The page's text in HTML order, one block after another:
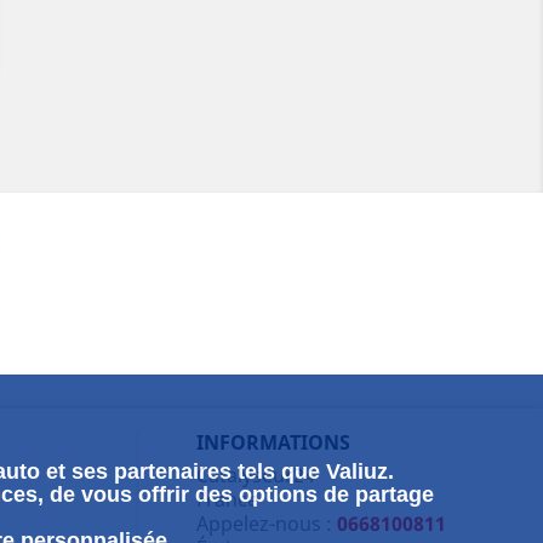
INFORMATIONS
Catalyseur24
France
Appelez-nous : 0668100811
et ses partenaires tels que Valiuz.
de vous offrir des options de partage